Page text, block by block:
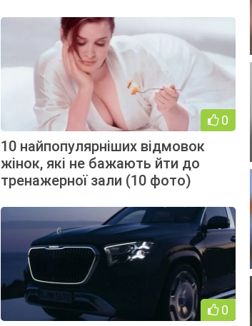
0
10 найпопулярніших відмовок
жінок, які не бажають йти до
тренажерної зали (10 фото)
0